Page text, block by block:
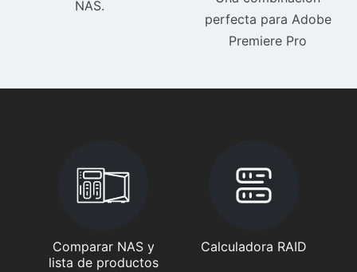
NAS.
perfecta para Adobe
Premiere Pro
Comparar NAS y
lista de productos
Calculadora RAID